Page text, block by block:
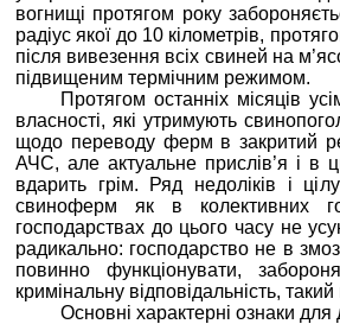
вогнищі протягом року
радіус якої до 10 кілометрів,
після вивезення всіх свиней на
підвищеним термічним режимом.
Протягом останніх місяців
власності, які утримують
щодо переводу ферм в закритий
АЧС, але актуальне прислів’я і в
вдарить грім. Ряд недоліків і
свиноферм як в колективних
господарствах до цього часу не
радикально: господарство не в
повинно функціонувати,
кримінальну відповідальність,
Основні характерні ознаки для